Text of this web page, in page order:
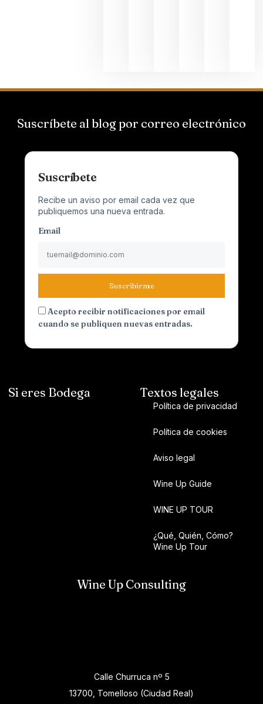
Suscríbete al blog por correo electrónico
Suscríbete
Recibe un aviso por email cada vez que
publiquemos una nueva entrada.
Email
Suscribirme
Acepto recibir notificaciones por email
cuando se publiquen nuevas entradas.
Si eres Bodega Textos legales
Política de privacidad
Política de cookies
Aviso legal
Wine Up Guide
WINE UP TOUR
¿Qué, Quién, Cómo?
Wine Up Tour
Wine Up Consulting
Calle Churruca nº 5
13700, Tomelloso (Ciudad Real)